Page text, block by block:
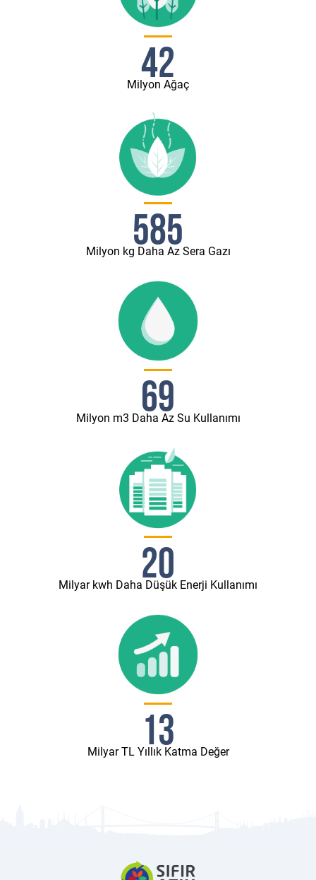
42
Milyon Ağaç
585
Milyon kg Daha Az Sera Gazı
69
Milyon m3 Daha Az Su Kullanımı
20
Milyar kwh Daha Düşük Enerji Kullanımı
13
Milyar TL Yıllık Katma Değer